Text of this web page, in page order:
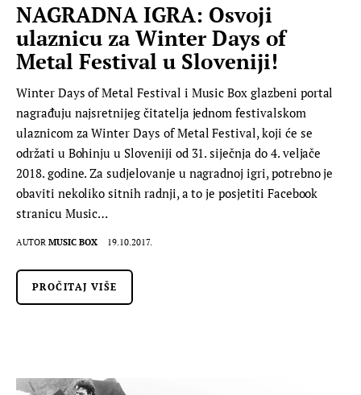
NAGRADNA IGRA: Osvoji
ulaznicu za Winter Days of
Metal Festival u Sloveniji!
Winter Days of Metal Festival i Music Box glazbeni portal
nagrađuju najsretnijeg čitatelja jednom festivalskom
ulaznicom za Winter Days of Metal Festival, koji će se
održati u Bohinju u Sloveniji od 31. siječnja do 4. veljače
2018. godine. Za sudjelovanje u nagradnoj igri, potrebno je
obaviti nekoliko sitnih radnji, a to je posjetiti Facebook
stranicu Music…
AUTOR MUSIC BOX 19.10.2017.
PROČITAJ VIŠE